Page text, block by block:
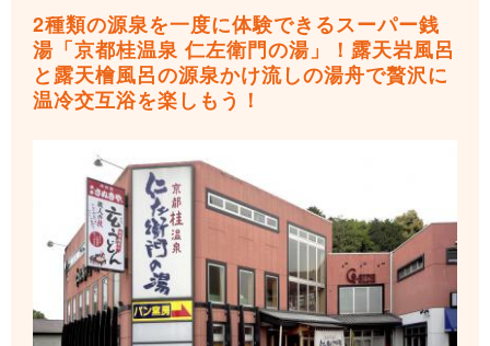
2種類の源泉を一度に体験できるスーパー銭
湯「京都桂温泉 仁左衛門の湯」！露天岩風呂
と露天檜風呂の源泉かけ流しの湯舟で贅沢に
温冷交互浴を楽しもう！